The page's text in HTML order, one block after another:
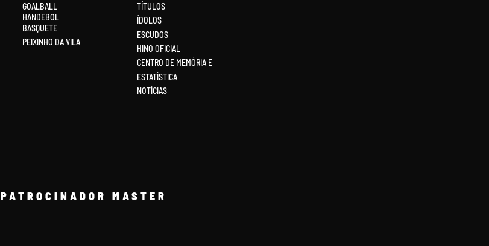
GOALBALL
HANDEBOL
BASQUETE
PEIXINHO DA VILA
TÍTULOS
ÍDOLOS
ESCUDOS
HINO OFICIAL
CENTRO DE MEMÓRIA E
ESTATÍSTICA
NOTÍCIAS
PATROCINADOR MASTER